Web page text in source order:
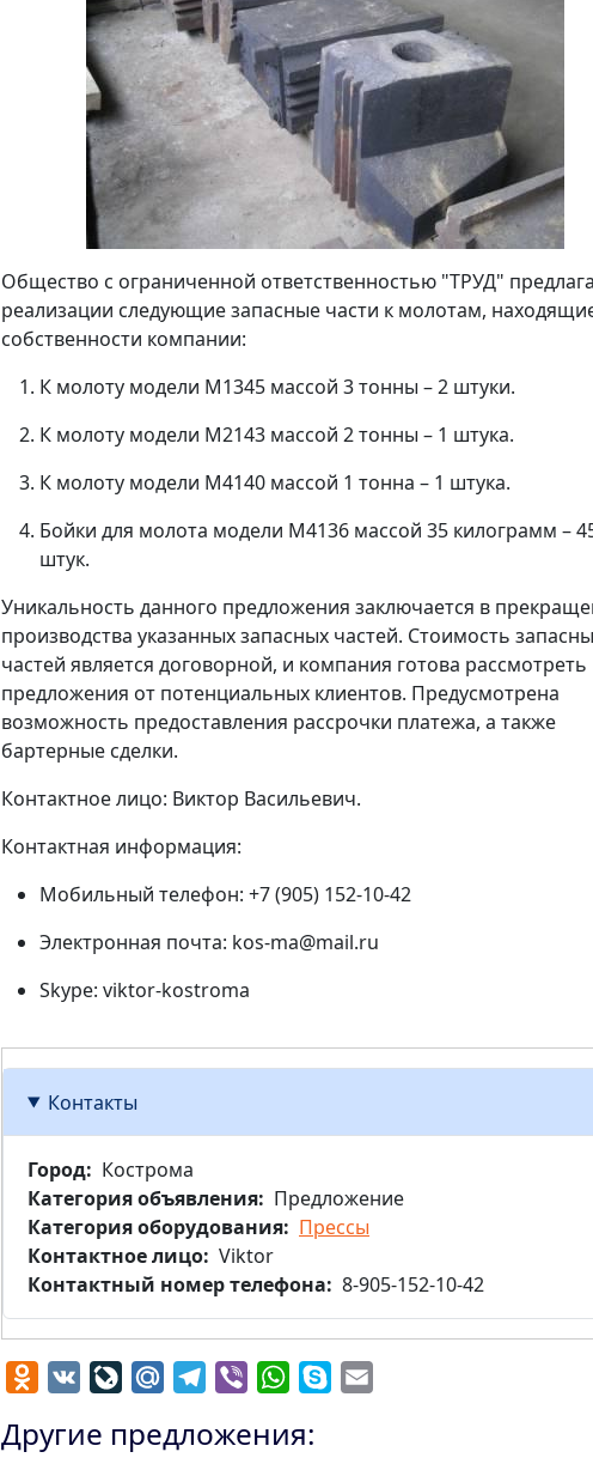
Общество с ограниченной ответственностью "ТРУД"
реализации следующие запасные части к молотам,
собственности компании:
К молоту модели М1345 массой 3 тонны – 2 штуки.
К молоту модели М2143 массой 2 тонны – 1 штука.
К молоту модели М4140 массой 1 тонна – 1 штука.
Бойки для молота модели М4136 массой 35 килограмм –
штук.
Уникальность данного предложения заключается в
производства указанных запасных частей. Стоимость
частей является договорной, и компания готова рассмотреть
предложения от потенциальных клиентов. Предусмотрена
возможность предоставления рассрочки платежа, а также
бартерные сделки.
Контактное лицо: Виктор Васильевич.
Контактная информация:
Мобильный телефон: +7 (905) 152-10-42
Электронная почта: kos-ma@mail.ru
Skype: viktor-kostroma
Контакты
Город
Кострома
Категория объявления
Предложение
Категория оборудования
Прессы
Контактное лицо Viktor
Контактный номер телефона
8-905-152-10-42
Odnoklassniki
VK LiveJournal
Mail.RuTelegram
Viber WhatsApp
Skype
Другие предложения: